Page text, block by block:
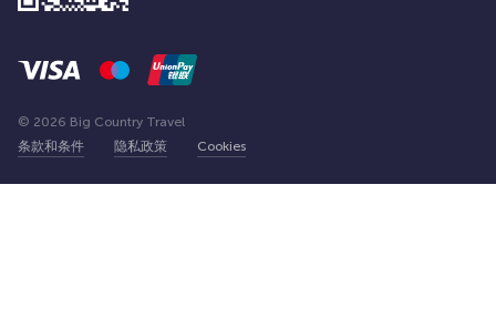
条款和条件 隐私政策 Cookies
© 2026 Big Country Travel